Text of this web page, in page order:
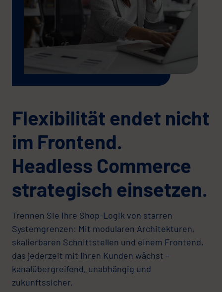
Flexibilität endet nicht
im Frontend.
Headless Commerce
strategisch einsetzen.
Trennen Sie Ihre Shop-Logik von starren
Systemgrenzen: Mit modularen Architekturen,
skalierbaren Schnittstellen und einem Frontend,
das jederzeit mit Ihren Kunden wächst –
kanalübergreifend, unabhängig und
zukunftssicher.